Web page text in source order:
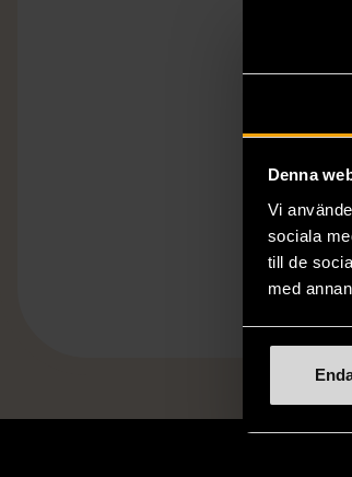
Denna
Vi
sociala
till de
med